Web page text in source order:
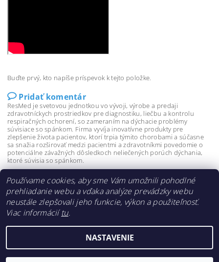
Buďte prvý, kto napíše príspevok k tejto položke.
Pridať komentár
ResMed je svetovou jednotkou vo vývoji, výrobe a predaji
zdravotníckych prostriedkov pre diagnostiku, liečbu a kontrolu
respiračných ochorení, so zameraním na dýchacie problémy
súvisiace so spánkom. Firma vyvíja inovatívne produkty pre
zlepšenie života pacientov, ktorí trpia týmito chorobami a súčasne
sa snažia rozširovať medzi pacientmi a zdravotníkmi povedomie o
potenciálne závažných dôsledkoch neliečených porúch dýchania,
ktoré súvisia so spánkom.
Spánkové centrum REM, s.r.o., všetky práva vyhradené
Vytvoril Shoptet
Používame cookies, aby sme Vám umožnili pohodlné
prehliadanie webu a vďaka analýze prevádzky webu
neustále zlepšovali jeho funkcie, výkon a použiteľnosť.
Viac informáciítu.
NASTAVENIE